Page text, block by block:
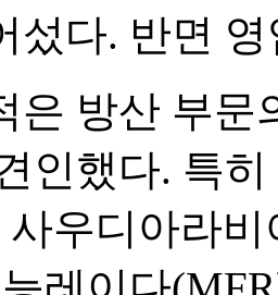
섰다. 반면
은 방산 부문
인했다. 특
사우디아라